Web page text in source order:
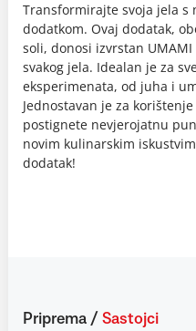
Transformirajte svoja jela s
dodatkom. Ovaj dodatak,
soli, donosi izvrstan
svakog jela. Idealan je za
eksperimenata, od juha i
Jednostavan je za
postignete nevjerojatnu
novim kulinarskim
dodatak!
Priprema / Sastojci